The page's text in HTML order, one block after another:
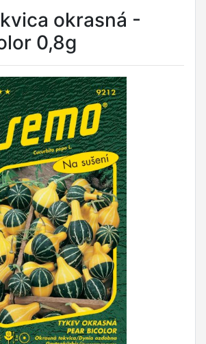
okrasná -
0,8g